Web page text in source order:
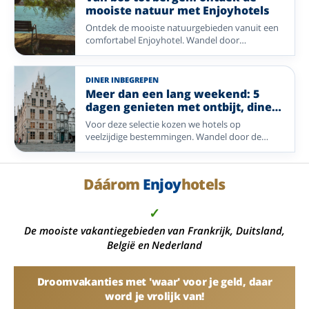
ontspanning met comfortabele overnachtingen,
verzorgde maaltijden en de gastvrije sfeer die u
van Enjoyhotels gewend bent. Zo wordt ieder
verblijf een perfecte mix van actief bezig zijn en
onbezorgd genieten.
mooiste natuur met Enjoyhotels
Ontdek de mooiste natuurgebieden vanuit een
comfortabel Enjoyhotel. Wandel door
uitgestrekte bossen, geniet van de rust aan het
wad of laat u verrassen door indrukwekkende
berglandschappen. Waar uw voorkeur ook naar
uitgaat, overal vindt u volop ruimte om te
ontspannen en te genieten van de natuur.
DINER INBEGREPEN
Meer dan een lang weekend: 5
dagen genieten met ontbijt, diner
en meer
Voor deze selectie kozen we hotels op
veelzijdige bestemmingen. Wandel door de
uitgestrekte natuur van de Ardennen en Ermelo,
geniet van de rust op Vlieland, ontdek de
of waai heerlijk uit aan zee in Blankenberge. Ook
voor een ontspannen verblijf. Welke
bestemming u ook kiest, u bent verzekerd van
een compleet verzorgd verblijf waarbij comfort,
gastvrijheid en genieten centraal staan.
Dáárom Enjoyhotels
✓
De mooiste vakantiegebieden van Frankrijk, Duitsland,
België en Nederland
Droomvakanties met 'waar' voor je geld, daar
word je vrolijk van!